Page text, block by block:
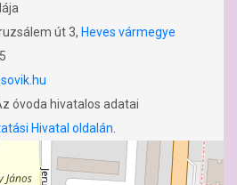
út 3, Heves vármegye
óvoda hivatalos adatai
Hivatal oldalán